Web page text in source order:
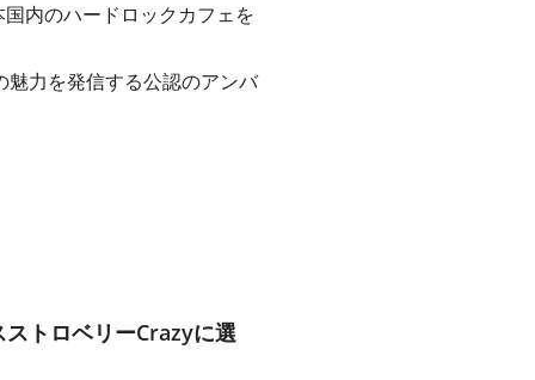
内のハードロックカフェを
力を発信する公認のアンバ
トロベリーCrazyに選